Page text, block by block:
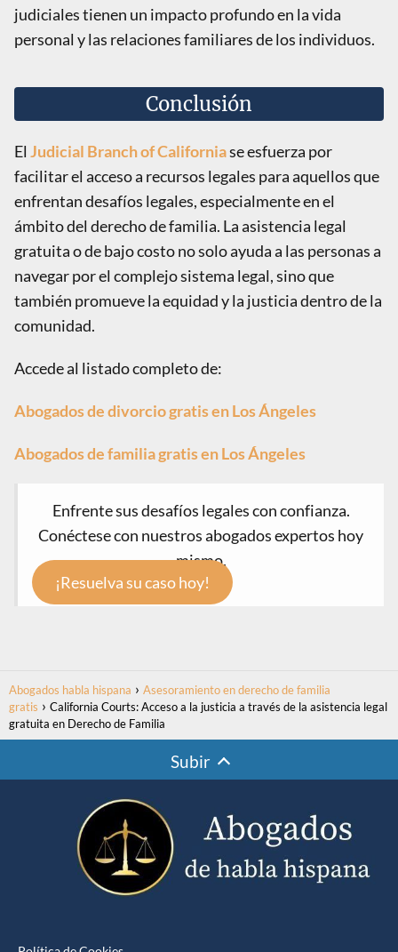
judiciales tienen un impacto profundo en la vida
personal y las relaciones familiares de los individuos.
Conclusión
El Judicial Branch of Californiase esfuerza por
facilitar el acceso a recursos legales para aquellos que
enfrentan desafíos legales, especialmente en el
ámbito del derecho de familia. La asistencia legal
gratuita o de bajo costo no solo ayuda a las personas a
navegar por el complejo sistema legal, sino que
también promueve la equidad y la justicia dentro de la
comunidad.
Accede al listado completo de:
Abogados de divorcio gratis en Los Ángeles
Abogados de familia gratis en Los Ángeles
Enfrente sus desafíos legales con confianza.
Conéctese con nuestros abogados expertos hoy
mismo.
¡Resuelva su caso hoy!
Abogados habla hispana
Asesoramiento en derecho de familia
gratis
California Courts: Acceso a la justicia a través de la asistencia legal
gratuita en Derecho de Familia
Subir